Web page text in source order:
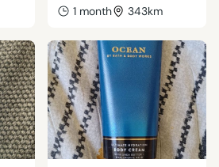
1 month 343km